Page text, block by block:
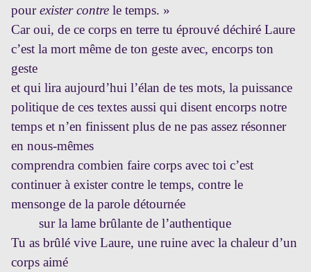
pourexister contre le temps. »
Car oui, de ce corps en terre tu éprouvé déchiré Laure
c’est la mort même de ton geste avec, encorps ton
geste
et qui lira aujourd’hui l’élan de tes mots, la puissance
politique de ces textes aussi qui disent encorps notre
temps et n’en finissent plus de ne pas assez résonner
en nous-mêmes
comprendra combien faire corps avec toi c’est
continuer à exister contre le temps, contre le
mensonge de la parole détournée
sur la lame brûlante de l’authentique
Tu as brûlé vive Laure, une ruine avec la chaleur d’un
corps aimé